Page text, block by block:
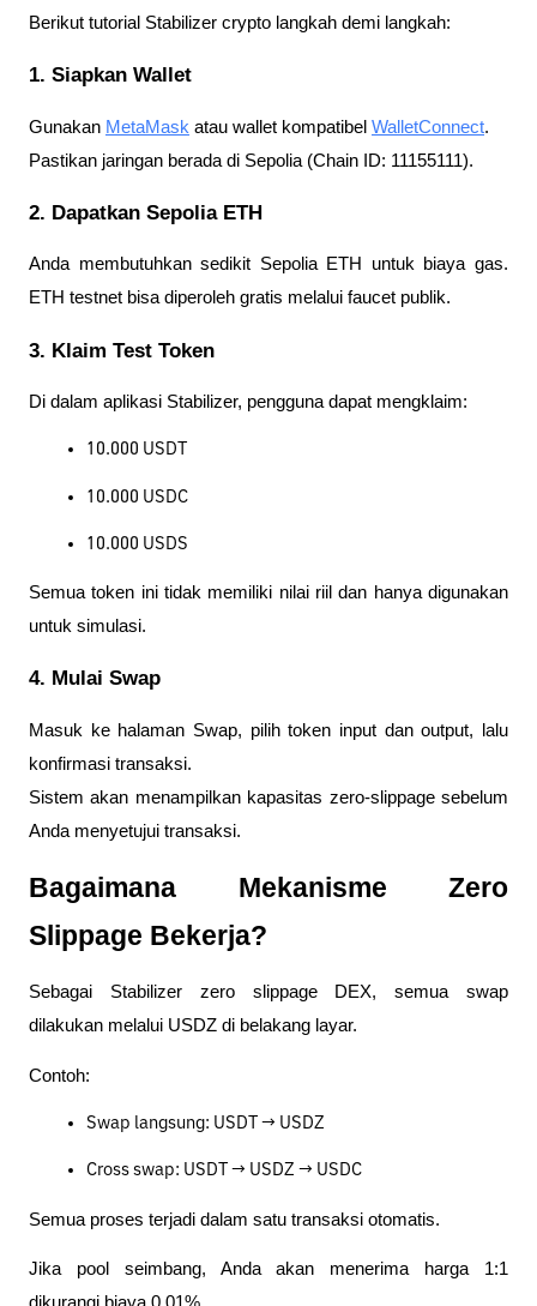
Berikut tutorial Stabilizer crypto langkah demi langkah:
1. Siapkan Wallet
Gunakan MetaMask atau wallet kompatibel WalletConnect.
Pastikan jaringan berada di Sepolia (Chain ID: 11155111).
2. Dapatkan Sepolia ETH
Anda membutuhkan sedikit Sepolia ETH untuk biaya gas.
ETH testnet bisa diperoleh gratis melalui faucet publik.
3. Klaim Test Token
Di dalam aplikasi Stabilizer, pengguna dapat mengklaim:
10.000 USDT
10.000 USDC
10.000 USDS
Semua token ini tidak memiliki nilai riil dan hanya digunakan
untuk simulasi.
4. Mulai Swap
Masuk ke halaman Swap, pilih token input dan output, lalu
konfirmasi transaksi.
Sistem akan menampilkan kapasitas zero-slippage sebelum
Anda menyetujui transaksi.
Bagaimana Mekanisme Zero
Slippage Bekerja?
Sebagai Stabilizer zero slippage DEX, semua swap
dilakukan melalui USDZ di belakang layar.
Contoh:
Swap langsung: USDT → USDZ
Cross swap: USDT → USDZ → USDC
Semua proses terjadi dalam satu transaksi otomatis.
Jika pool seimbang, Anda akan menerima harga 1:1